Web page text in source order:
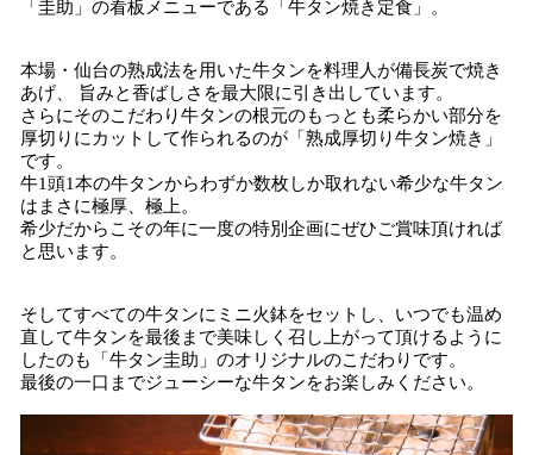
「圭助」の看板メニューである「牛タン焼き定食」。
本場・仙台の熟成法を用いた牛タンを料理人が備長炭で焼き
あげ、 旨みと香ばしさを最大限に引き出しています。
さらにそのこだわり牛タンの根元のもっとも柔らかい部分を
厚切りにカットして作られるのが「熟成厚切り牛タン焼き」
です。
牛1頭1本の牛タンからわずか数枚しか取れない希少な牛タン
はまさに極厚、極上。
希少だからこその年に一度の特別企画にぜひご賞味頂ければ
と思います。
そしてすべての牛タンにミニ火鉢をセットし、いつでも温め
直して牛タンを最後まで美味しく召し上がって頂けるように
したのも「牛タン圭助」のオリジナルのこだわりです。
最後の一口までジューシーな牛タンをお楽しみください。